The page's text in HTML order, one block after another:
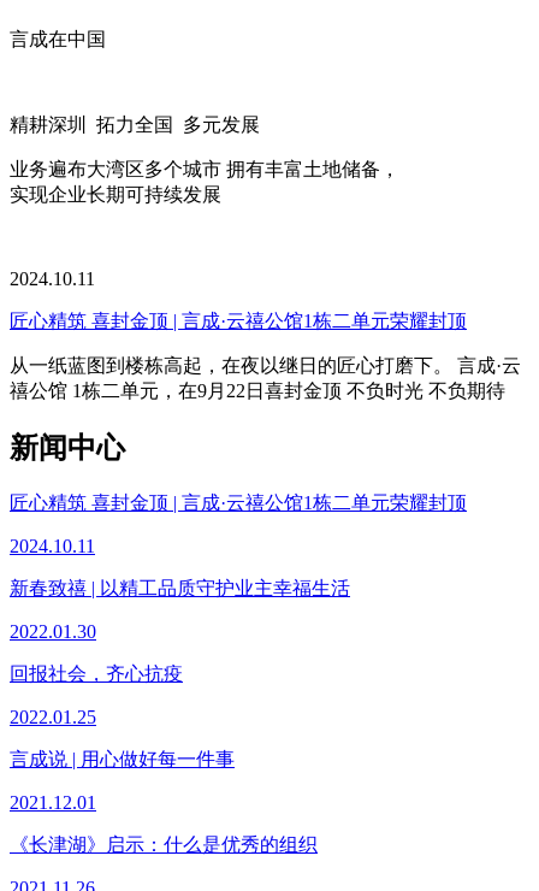
言成在中国
精耕深圳 拓力全国 多元发展
业务遍布大湾区多个城市 拥有丰富土地储备，
实现企业长期可持续发展
2024.10.11
匠心精筑 喜封金顶 | 言成·云禧公馆1栋二单元荣耀封顶
从一纸蓝图到楼栋高起，在夜以继日的匠心打磨下。 言成·云
禧公馆 1栋二单元，在9月22日喜封金顶 不负时光 不负期待
新闻中心
匠心精筑 喜封金顶 | 言成·云禧公馆1栋二单元荣耀封顶
2024.10.11
新春致禧 | 以精工品质守护业主幸福生活
2022.01.30
回报社会，齐心抗疫
2022.01.25
言成说 | 用心做好每一件事
2021.12.01
《长津湖》启示：什么是优秀的组织